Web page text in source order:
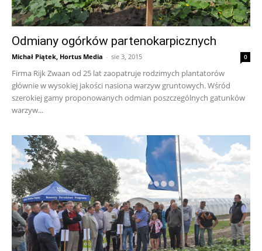
Odmiany ogórków partenokarpicznych
Michał Piątek, Hortus Media - sie 3, 2015 0
Firma Rijk Zwaan od 25 lat zaopatruje rodzimych plantatorów
głównie w wysokiej jakości nasiona warzyw gruntowych. Wśród
szerokiej gamy proponowanych odmian poszczególnych gatunków
warzyw...